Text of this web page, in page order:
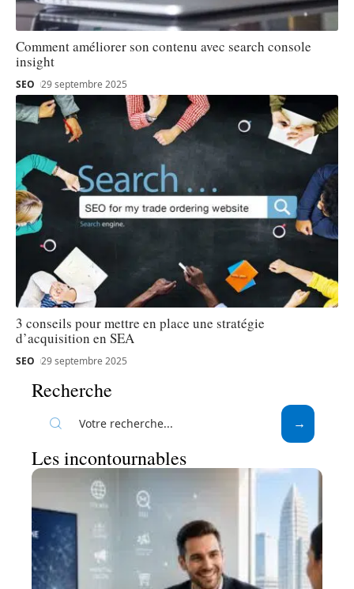
Comment améliorer son contenu avec search console
insight
SEO 29 septembre 2025
3 conseils pour mettre en place une stratégie
d’acquisition en SEA
SEO 29 septembre 2025
Recherche
Les incontournables